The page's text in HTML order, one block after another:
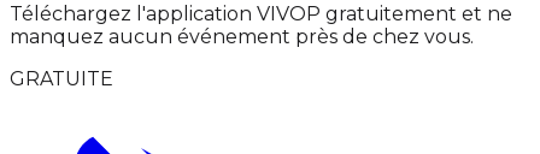
Téléchargez l'application VIVOP gratuitement et ne
manquez aucun événement près de chez vous.
GRATUITE